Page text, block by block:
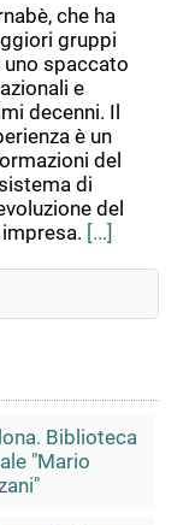
che ha
gruppi
uno spaccato
e
decenni. Il
è un
del
di
del
[...]
Biblioteca
"Mario